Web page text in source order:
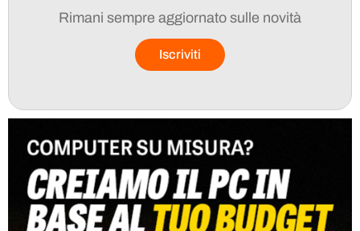
Rimani sempre aggiornato sulle novità
Iscriviti